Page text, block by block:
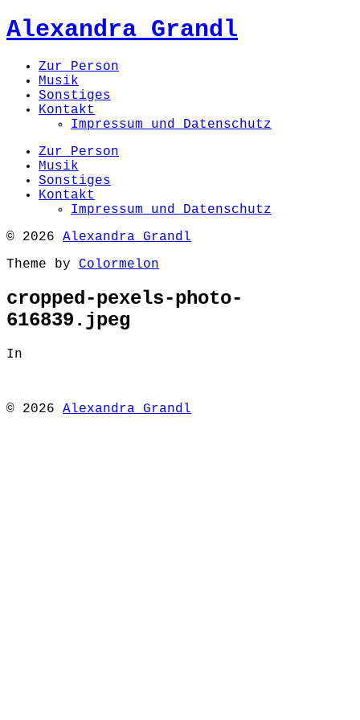
Alexandra Grandl
Zur Person
Musik
Sonstiges
Kontakt
Impressum und Datenschutz
Zur Person
Musik
Sonstiges
Kontakt
Impressum und Datenschutz
© 2026 Alexandra Grandl
Theme by Colormelon
cropped-pexels-photo-
616839.jpeg
In
© 2026 Alexandra Grandl